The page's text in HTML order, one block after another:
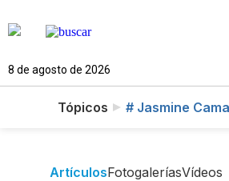
8 de agosto de 2026
Tópicos # Jasmine
ArtículosFotogaleríasVídeos